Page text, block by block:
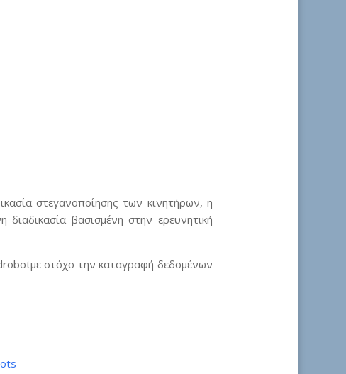
στεγανοποίησης των κινητήρων, η
βασισμένη στην ερευνητική
στόχο την καταγραφή δεδομένων